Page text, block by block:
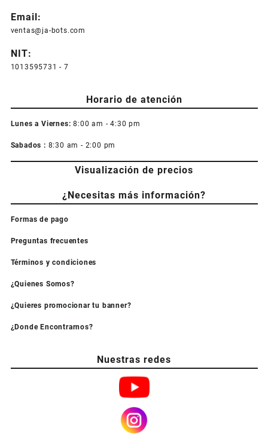
Email:
ventas@ja-bots.com
NIT:
1013595731 - 7
Horario de atención
Lunes a Viernes: 8:00 am - 4:30 pm
Sabados : 8:30 am - 2:00 pm
Visualización de precios
¿Necesitas más información?
Formas de pago
Preguntas frecuentes
Términos y condiciones
¿Quienes Somos?
¿Quieres promocionar tu banner?
¿Donde Encontrarnos?
Nuestras redes